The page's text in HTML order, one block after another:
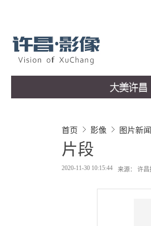
首页 影像 图片新闻
片段
2020-11-30 10:15:44 来源： 许昌